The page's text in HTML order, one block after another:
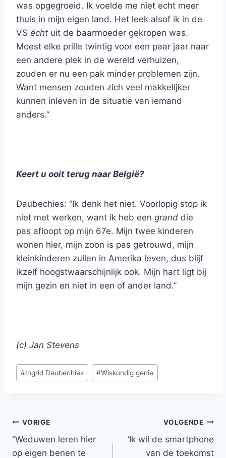
was opgegroeid. Ik voelde me niet echt meer
thuis in mijn eigen land. Het leek alsof ik in de
VS écht uit de baarmoeder gekropen was.
Moest elke prille twintig voor een paar jaar naar
een andere plek in de wereld verhuizen,
zouden er nu een pak minder problemen zijn.
Want mensen zouden zich veel makkelijker
kunnen inleven in de situatie van iemand
anders.”
Keert u ooit terug naar België?
Daubechies: “Ik denk het niet. Voorlopig stop ik
niet met werken, want ik heb een grand die
pas afloopt op mijn 67e. Mijn twee kinderen
wonen hier, mijn zoon is pas getrouwd, mijn
kleinkinderen zullen in Amerika leven, dus blijf
ikzelf hoogstwaarschijnlijk ook. Mijn hart ligt bij
mijn gezin en niet in een of ander land.”
(c) Jan Stevens
Bericht
tags:
#Ingrid Daubechies #Wiskundig genie
Bericht
navigatie
VORIGE
“Weduwen leren hier
op eigen benen te
VOLGENDE
‘Ik wil de smartphone
van de toekomst